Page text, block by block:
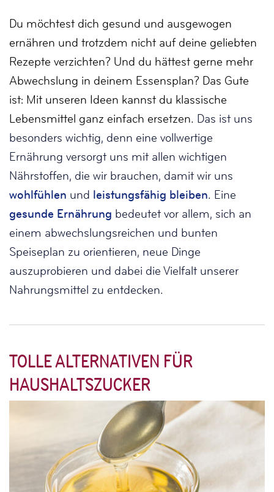
Du möchtest dich gesund und ausgewogen
ernähren und trotzdem nicht auf deine geliebten
Rezepte verzichten? Und du hättest gerne mehr
Abwechslung in deinem Essensplan? Das Gute
ist: Mit unseren Ideen kannst du klassische
Lebensmittel ganz einfach ersetzen. Das ist uns
besonders wichtig, denn eine vollwertige
Ernährung versorgt uns mit allen wichtigen
Nährstoffen, die wir brauchen, damit wir uns
wohlfühlen und leistungsfähig bleiben. Eine
gesunde Ernährung bedeutet vor allem, sich an
einem abwechslungsreichen und bunten
Speiseplan zu orientieren, neue Dinge
auszuprobieren und dabei die Vielfalt unserer
Nahrungsmittel zu entdecken.
TOLLE ALTERNATIVEN FÜR
HAUSHALTSZUCKER